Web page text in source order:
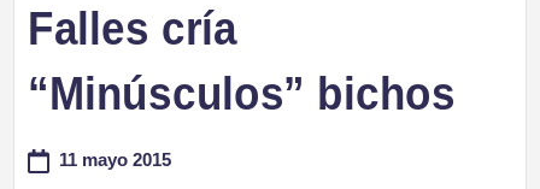
Falles cría
“Minúsculos” bichos
11 mayo 2015